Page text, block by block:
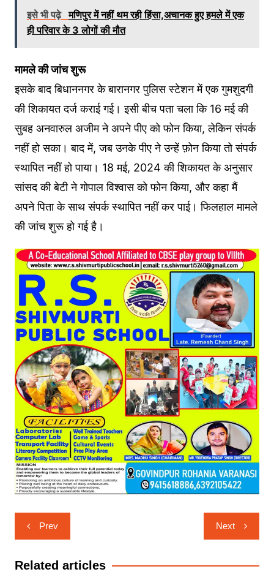
इसे भी पढ़े मणिपुर में नहीं थम रही हिंसा,अचानक हुए हमले में एक
ही परिवार के 3 लोगों की मौत
मामले की जांच शुरू
इसके बाद बिधाननगर के बारानगर पुलिस स्टेशन में एक गुमशुदगी
की शिकायत दर्ज कराई गई। इसी बीच पता चला कि 16 मई की
सुबह अनवारुल अजीम ने अपने पीए को फोन किया, लेकिन संपर्क
नहीं हो सका। बाद में, जब उनके पीए ने उन्हें फ़ोन किया तो संपर्क
स्थापित नहीं हो पाया। 18 मई, 2024 की शिकायत के अनुसार
सांसद की बेटी ने गोपाल विश्वास को फोन किया, और कहा मैं
अपने पिता के साथ संपर्क स्थापित नहीं कर पाई। फिलहाल मामले
की जांच शुरू हो गई है।
Post
navigation
Prev Next
Related articles